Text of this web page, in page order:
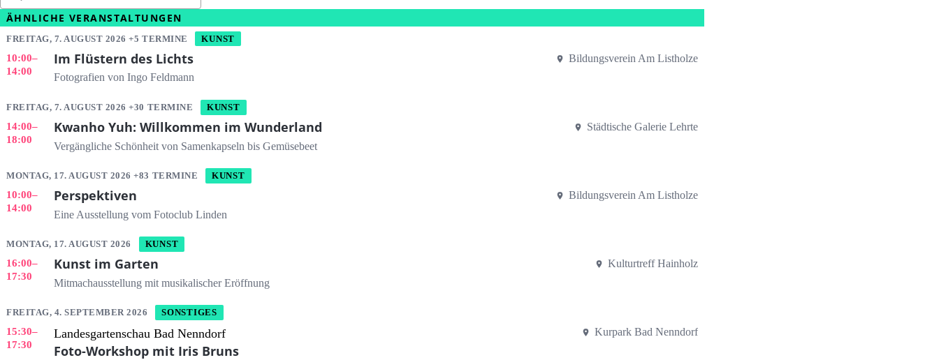
ÄHNLICHE VERANSTALTUNGEN
FREITAG, 7. AUGUST 2026 +5 TERMINE KUNST
10:00–
14:00
Im Flüstern des Lichts
Fotografien von Ingo Feldmann
Bildungsverein Am Listholze
FREITAG, 7. AUGUST 2026 +30 TERMINE KUNST
14:00–
18:00
Kwanho Yuh: Willkommen im Wunderland
Vergängliche Schönheit von Samenkapseln bis Gemüsebeet
Städtische Galerie Lehrte
MONTAG, 17. AUGUST 2026 +83 TERMINE KUNST
10:00–
14:00
Perspektiven
Eine Ausstellung vom Fotoclub Linden
Bildungsverein Am Listholze
MONTAG, 17. AUGUST 2026 KUNST
16:00–
17:30
Kunst im Garten
Mitmachausstellung mit musikalischer Eröffnung
Kulturtreff Hainholz
FREITAG, 4. SEPTEMBER 2026 SONSTIGES
15:30–
17:30
Landesgartenschau Bad Nenndorf
Foto-Workshop mit Iris Bruns
Kurpark Bad Nenndorf